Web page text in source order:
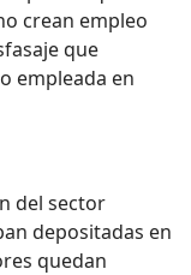
crean empleo
que
empleada en
del sector
depositadas en
quedan